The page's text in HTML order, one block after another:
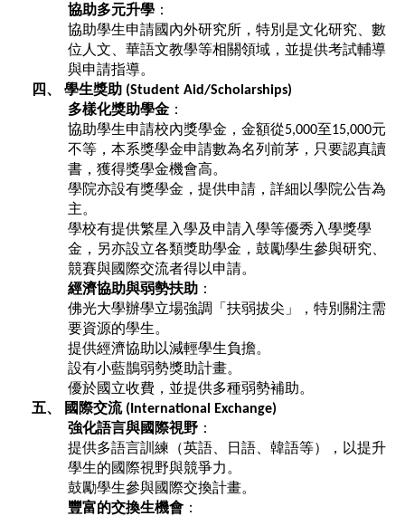
協助多元升學 ：
協助學生申請國內外研究所，特別是文化研究、數
位人文、華語文教學等相關領域，並提供考試輔導
與申請指導。
四、
學生獎助 (Student Aid/Scholarships)
多樣化獎助學金 ：
協助學生申請校內獎學金，金額從5,000至15,000元
不等，本系獎學金申請數為名列前茅，只要認真讀
書，獲得獎學金機會高。
學院亦設有獎學金，提供申請，詳細以學院公告為
主。
學校有提供繁星入學及申請入學等優秀入學獎學
金，另亦設立各類獎助學金，鼓勵學生參與研究、
競賽與國際交流者得以申請。
經濟協助與弱勢扶助 ：
佛光大學辦學立場強調「扶弱拔尖」，特別關注需
要資源的學生。
提供經濟協助以減輕學生負擔。
設有小藍鵲弱勢獎助計畫。
優於國立收費，並提供多種弱勢補助。
五、
國際交流(International Exchange)
強化語言與國際視野 ：
提供多語言訓練（英語、日語、韓語等），以提升
學生的國際視野與競爭力。
鼓勵學生參與國際交換計畫。
豐富的交換生機會 ：